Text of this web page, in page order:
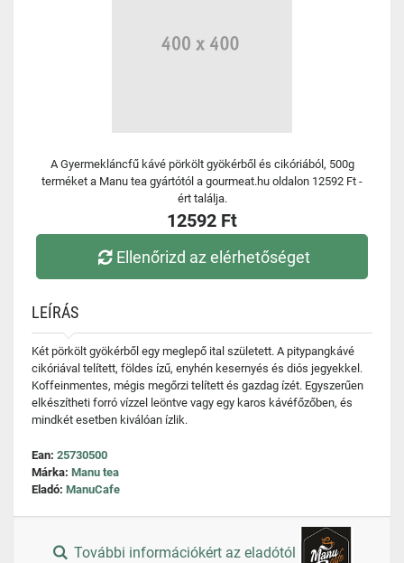
A Gyermekláncfű kávé pörkölt gyökérből és cikóriából, 500g
terméket a Manu tea gyártótól a gourmeat.hu oldalon 12592 Ft -
ért találja.
12592 Ft
Ellenőrizd az elérhetőséget
LEÍRÁS
Két pörkölt gyökérből egy meglepő ital született. A pitypangkávé
cikóriával telített, földes ízű, enyhén kesernyés és diós jegyekkel.
Koffeinmentes, mégis megőrzi telített és gazdag ízét. Egyszerűen
elkészítheti forró vízzel leöntve vagy egy karos kávéfőzőben, és
mindkét esetben kiválóan ízlik.
Ean: 25730500
Márka: Manu tea
Eladó: ManuCafe
További információkért az eladótól